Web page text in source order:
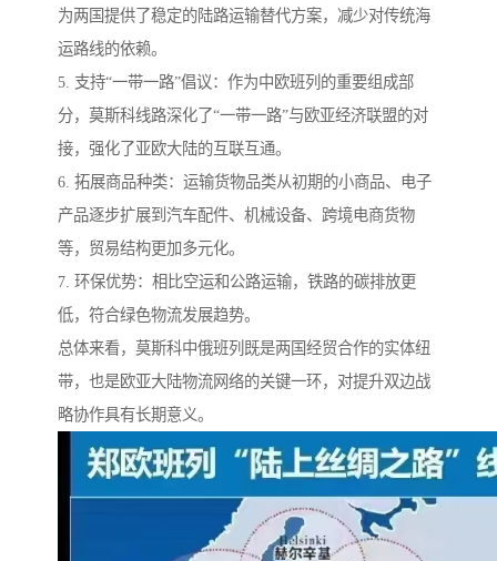
为两国提供了稳定的陆路运输替代方案，减少对传统海
运路线的依赖。
5. 支持“一带一路”倡议：作为中欧班列的重要组成部
分，莫斯科线路深化了“一带一路”与欧亚经济联盟的对
接，强化了亚欧大陆的互联互通。
6. 拓展商品种类：运输货物品类从初期的小商品、电子
产品逐步扩展到汽车配件、机械设备、跨境电商货物
等，贸易结构更加多元化。
7. 环保优势：相比空运和公路运输，铁路的碳排放更
低，符合绿色物流发展趋势。
总体来看，莫斯科中俄班列既是两国经贸合作的实体纽
带，也是欧亚大陆物流网络的关键一环，对提升双边战
略协作具有长期意义。